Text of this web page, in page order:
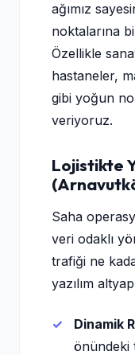
ağımız
noktalarına
Özellikle
hastaneler,
gibi yoğun
veriyoruz.
Lojistikte
Saha
veri odaklı
trafiği ne
yazılım
Dinamik
önündeki